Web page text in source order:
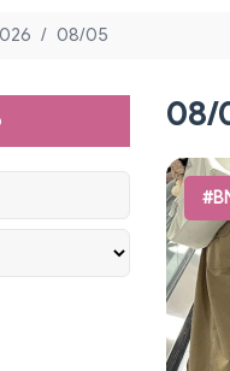
/ 08/05
08/